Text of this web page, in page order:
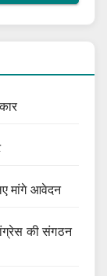
मांगे आवेदन
की संगठन